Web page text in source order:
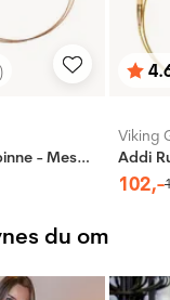
Addi Rundpinne - Messing
av 5
Viking
102,-
du om